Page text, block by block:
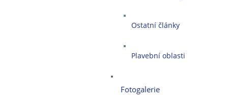
Ostatní články
Plavební oblasti
Fotogalerie